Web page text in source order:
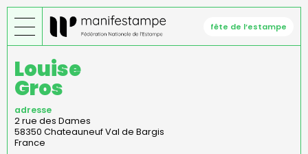
Aller
au
contenu
principal
fête de l’estampe
Louise
Gros
adresse
2 rue des Dames
58350 Chateauneuf Val de Bargis
France